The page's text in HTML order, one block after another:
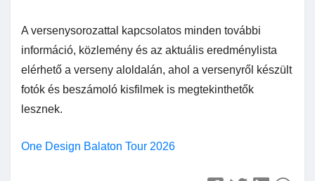
A versenysorozattal kapcsolatos minden további
információ, közlemény és az aktuális eredménylista
elérhető a verseny aloldalán, ahol a versenyről készült
fotók és beszámoló kisfilmek is megtekinthetők
lesznek.
One Design Balaton Tour 2026